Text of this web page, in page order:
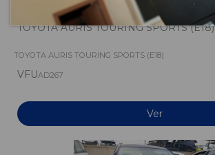
TOYOTA AURIS TOURING SPORTS (E18)
TOYOTA AURIS TOURING SPORTS (E18)
VFUAD267
Ver